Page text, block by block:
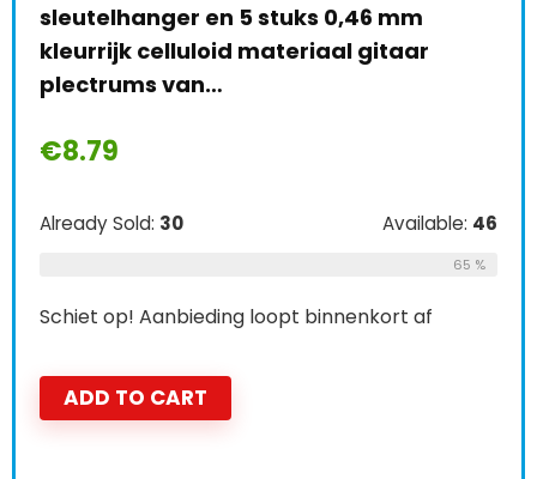
sleutelhanger en 5 stuks 0,46 mm
kleurrijk celluloid materiaal gitaar
plectrums van…
€8.79
Already Sold: 30 Available: 46
65 %
Schiet op! Aanbieding loopt binnenkort af
ADD TO CART